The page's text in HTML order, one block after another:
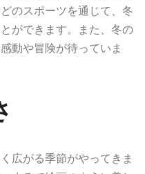
のスポーツを通じて、冬
ができます。また、冬の
動や冒険が待っていま
広がる季節がやってきま